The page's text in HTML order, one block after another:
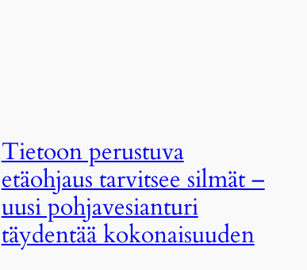
Tietoon perustuva
etäohjaus tarvitsee silmät –
uusi pohjavesianturi
täydentää kokonaisuuden